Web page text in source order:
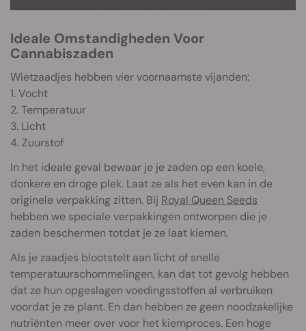
Ideale Omstandigheden Voor
Cannabiszaden
Wietzaadjes hebben vier voornaamste vijanden:
1. Vocht
2. Temperatuur
3. Licht
4. Zuurstof
In het ideale geval bewaar je je zaden op een koele,
donkere en droge plek. Laat ze als het even kan in de
originele verpakking zitten. Bij Royal Queen Seeds
hebben we speciale verpakkingen ontworpen die je
zaden beschermen totdat je ze laat kiemen.
Als je zaadjes blootstelt aan licht of snelle
temperatuurschommelingen, kan dat tot gevolg hebben
dat ze hun opgeslagen voedingsstoffen al verbruiken
voordat je ze plant. En dan hebben ze geen noodzakelijke
nutriënten meer over voor het kiemproces. Een hoge